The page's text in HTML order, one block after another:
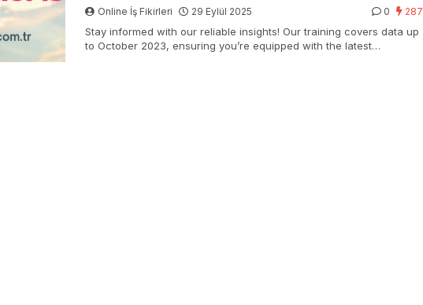
Online İş Fikirleri 29 Eylül 2025 0 287
Stay informed with our reliable insights! Our training covers data up
to October 2023, ensuring you’re equipped with the latest